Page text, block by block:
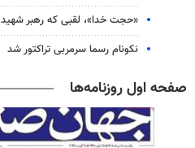
«حجت خدا»، لقبی که رهبر
نکونام رسما سرمربی تراکتور شد
صفحه اول روزنامه‌ها